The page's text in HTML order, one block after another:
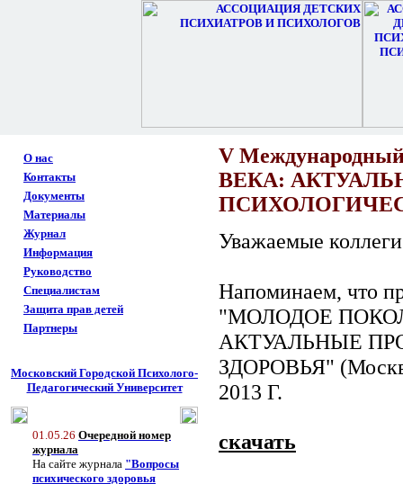
О нас
Контакты
Документы
Материалы
Журнал
Информация
Руководство
Специалистам
Защита прав детей
Партнеры
Московский Городской Психолого-
Педагогический Университет
01.05.26 Очередной номер
журнала
На сайте журнала "Вопросы
психического здоровья
V
ВЕКА:
Уважаемые
Напоминаем, что
"МОЛОДОЕ
АКТУАЛЬНЫЕ
ЗДОРОВЬЯ"
2013 Г.
скачать